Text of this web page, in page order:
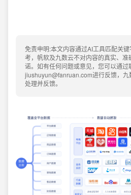
免责申明:本文内容通过AI工具匹配关
考，帆软及九数云不对内容的真实、
诺。如有任何问题或意见，您可以通过
jiushuyun@fanruan.com进行反馈，
处理并反馈。